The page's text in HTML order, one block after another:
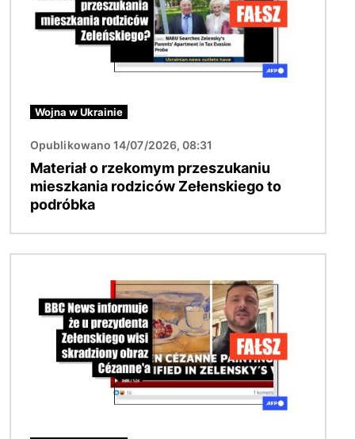
Wojna w Ukrainie
Opublikowano 14/07/2026, 08:31
Materiał o rzekomym przeszukaniu
mieszkania rodziców Zełenskiego to
podróbka